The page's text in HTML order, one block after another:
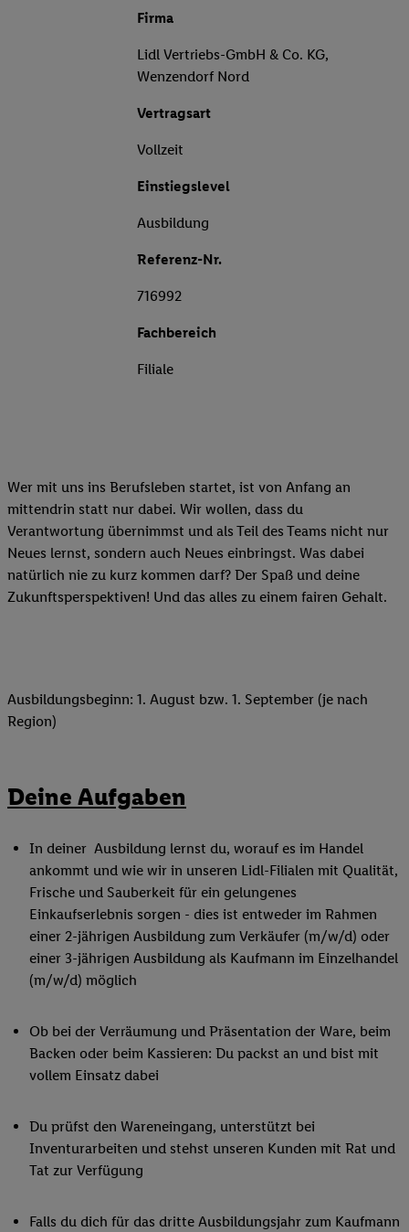
Firma
Lidl Vertriebs-GmbH & Co. KG,
Wenzendorf Nord
Vertragsart
Vollzeit
Einstiegslevel
Ausbildung
Referenz-Nr.
716992
Fachbereich
Filiale
Wer mit uns ins Berufsleben startet, ist von Anfang an
mittendrin statt nur dabei. Wir wollen, dass du
Verantwortung übernimmst und als Teil des Teams nicht nur
Neues lernst, sondern auch Neues einbringst. Was dabei
natürlich nie zu kurz kommen darf? Der Spaß und deine
Zukunftsperspektiven! Und das alles zu einem fairen Gehalt.
Ausbildungsbeginn: 1. August bzw. 1. September (je nach
Region)
Deine Aufgaben
In deiner Ausbildung lernst du, worauf es im Handel
ankommt und wie wir in unseren Lidl-Filialen mit Qualität,
Frische und Sauberkeit für ein gelungenes
Einkaufserlebnis sorgen - dies ist entweder im Rahmen
einer 2-jährigen Ausbildung zum Verkäufer (m/w/d) oder
einer 3-jährigen Ausbildung als Kaufmann im Einzelhandel
(m/w/d) möglich
Ob bei der Verräumung und Präsentation der Ware, beim
Backen oder beim Kassieren: Du packst an und bist mit
vollem Einsatz dabei
Du prüfst den Wareneingang, unterstützt bei
Inventurarbeiten und stehst unseren Kunden mit Rat und
Tat zur Verfügung
Falls du dich für das dritte Ausbildungsjahr zum Kaufmann